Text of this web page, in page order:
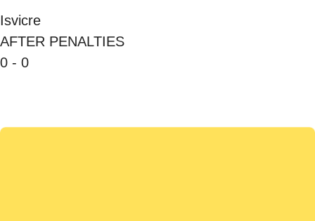
Isvicre
AFTER PENALTIES
0 - 0